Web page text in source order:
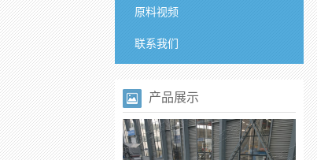
原料视频
联系我们
产品展示